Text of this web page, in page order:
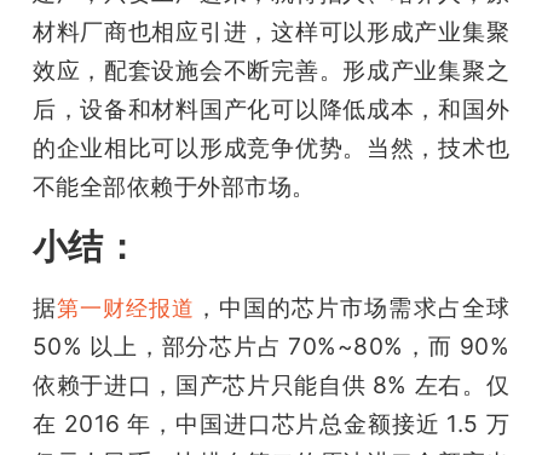
材料厂商也相应引进，这样可以形成产业集聚
效应，配套设施会不断完善。形成产业集聚之
后，设备和材料国产化可以降低成本，和国外
的企业相比可以形成竞争优势。当然，技术也
不能全部依赖于外部市场。
小结：
据第一财经报道 ，中国的芯片市场需求占全球
50% 以上，部分芯片占 70%~80%，而 90%
依赖于进口，国产芯片只能自供 8% 左右。仅
在 2016 年，中国进口芯片总金额接近 1.5 万